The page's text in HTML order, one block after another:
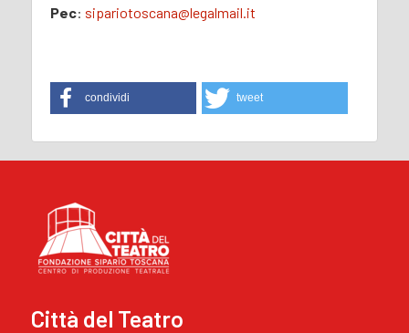
Pec: sipariotoscana@legalmail.it
condividi tweet
Città del Teatro